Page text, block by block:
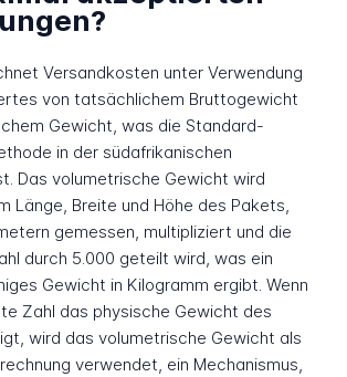
Versandkosten unter Verwendung
von tatsächlichem Bruttogewicht
Gewicht, was die Standard-
in der südafrikanischen
Das volumetrische Gewicht wird
Länge, Breite und Höhe des Pakets,
gemessen, multipliziert und die
durch 5.000 geteilt wird, was ein
Gewicht in Kilogramm ergibt. Wenn
Zahl das physische Gewicht des
wird das volumetrische Gewicht als
verwendet, ein Mechanismus,